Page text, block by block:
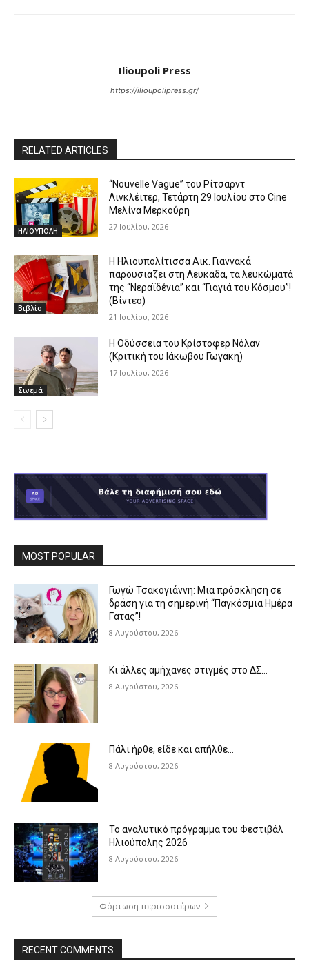
Ilioupoli Press
https://ilioupolipress.gr/
RELATED ARTICLES
ΗΛΙΟΥΠΟΛΗ
“Nouvelle Vague” του Ρίτσαρντ
Λινκλέιτερ, Τετάρτη 29 Ιουλίου στο Cine
Μελίνα Μερκούρη
27 Ιουλίου, 2026
Βιβλίο
Η Ηλιουπολίτισσα Αικ. Γιαννακά
παρουσιάζει στη Λευκάδα, τα λευκώματά
της “Νεραϊδένια” και “Γιαγιά του Κόσμου”!
(Βίντεο)
21 Ιουλίου, 2026
Σινεμά
Η Οδύσσεια του Κρίστοφερ Νόλαν
(Κριτική του Ιάκωβου Γωγάκη)
17 Ιουλίου, 2026
MOST POPULAR
Γωγώ Τσακογιάννη: Μια πρόσκληση σε
δράση για τη σημερινή “Παγκόσμια Ημέρα
Γάτας”!
8 Αυγούστου, 2026
Κι άλλες αμήχανες στιγμές στο ΔΣ…
8 Αυγούστου, 2026
Πάλι ήρθε, είδε και απήλθε…
8 Αυγούστου, 2026
Το αναλυτικό πρόγραμμα του Φεστιβάλ
Ηλιούπολης 2026
8 Αυγούστου, 2026
Φόρτωση περισσοτέρων
RECENT COMMENTS